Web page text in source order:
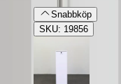
Snabbköp
SKU: 19856